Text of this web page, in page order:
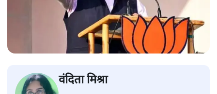
वंदिता मिश्रा